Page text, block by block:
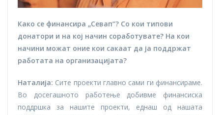
Како се финансира „Севап“? Со кои типови
донатори и на кој начин соработувате? На кои
начини можат оние кои сакаат да ја поддржат
работата на организацијата?
Наталија: Сите проекти главно сами ги финансираме.
Во досегашното работење добивме финансиска
поддршка за нашите проекти, еднаш од нашата